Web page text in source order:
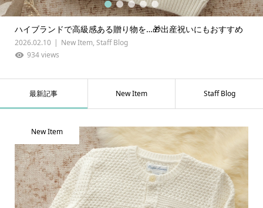
ハイブランドで高級感ある贈り物を…🎁出産祝いにもおすすめ
2026.02.10 New Item, Staff Blog
934 views
1 2 3 4 5
最新記事 New Item Staff Blog
New Item